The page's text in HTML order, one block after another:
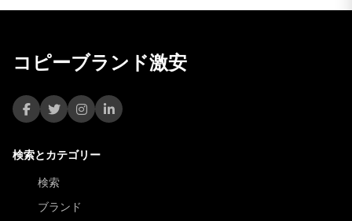
コピーブランド激安
検索とカテゴリー
検索
ブランド